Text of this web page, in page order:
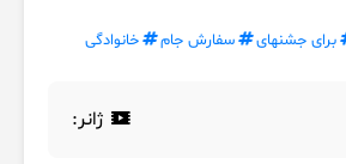
برای جشنهای سفارش جام خانوادگی
ژانر: